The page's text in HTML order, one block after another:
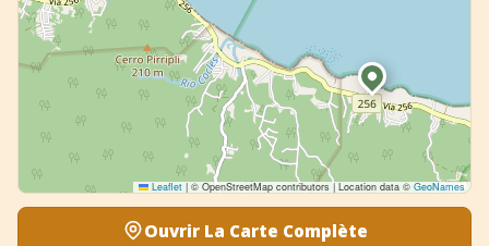
Leaflet |© OpenStreetMap contributors | Location data ©GeoNames
Ouvrir La Carte Complète